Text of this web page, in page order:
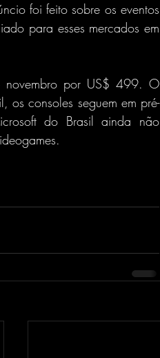
foi feito sobre os eventos
para esses mercados em
novembro por US$ 499. O
os consoles seguem em pré-
do Brasil ainda não